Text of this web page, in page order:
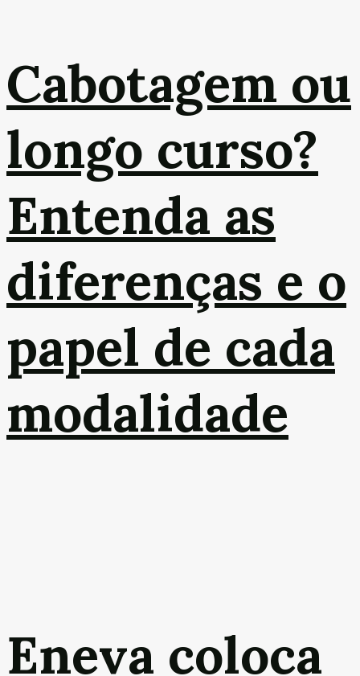
Cabotagem ou
longo curso?
Entenda as
diferenças e o
papel de cada
modalidade
Eneva coloca